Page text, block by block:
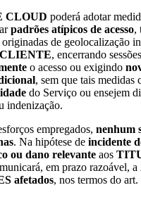
CLOUD poderá adotar
padrões atípicos de acesso,
originadas de geolocalização
CLIENTE, encerrando
o acesso ou exigindo
, sem que tais medidas
do Serviço ou ensejem
indenização.
empregados, nenhum
. Na hipótese de incidente
ou dano relevante aos
em prazo razoável, a
afetados, nos termos do art.